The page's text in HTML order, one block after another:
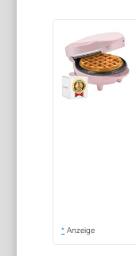
* Anzeige